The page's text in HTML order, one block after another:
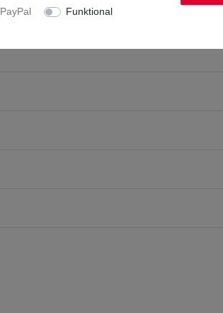
PayPal
Funktional